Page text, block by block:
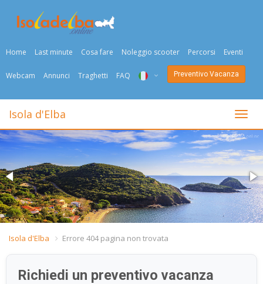
Home Last minute Cosa fare Noleggio scooter Percorsi Eventi
Webcam Annunci Traghetti FAQ
ENG
DEU
NED
FRA
DAN
ESP
Preventivo Vacanza
Togli
Isola d'Elba
Isola d'Elba Errore 404 pagina non trovata
Richiedi un preventivo vacanza